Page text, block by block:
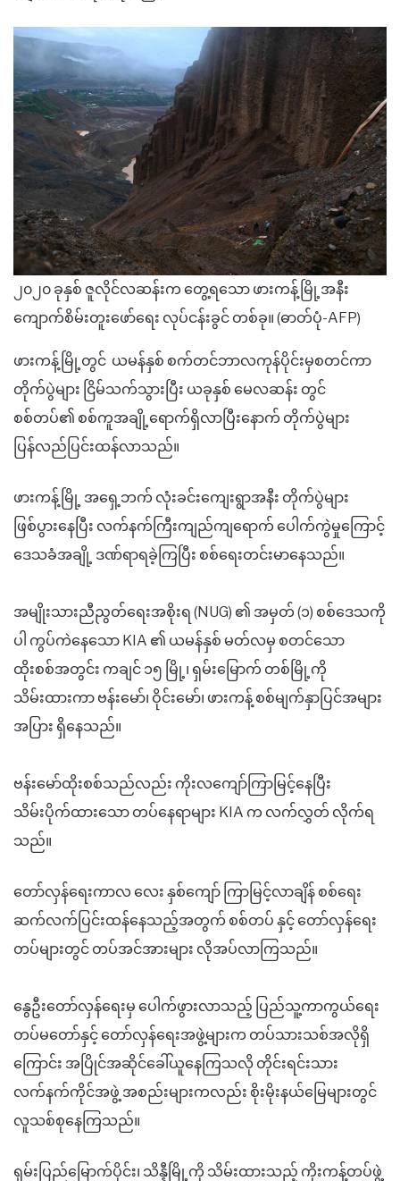
၂၀၂၀ ခုနှစ် ဇူလိုင်လဆန်းက တွေ့ရသော ဖားကန့်မြို့အနီး
ကျောက်စိမ်းတူးဖော်ရေး လုပ်ငန်းခွင် တစ်ခု။ (ဓာတ်ပုံ-AFP)
ဖားကန့်မြို့တွင် ယမန်နှစ် စက်တင်ဘာလကုန်ပိုင်းမှစတင်ကာ
တိုက်ပွဲများ ငြိမ်သက်သွားပြီး ယခုနှစ် မေလဆန်း တွင်
စစ်တပ်၏ စစ်ကူအချို့ရောက်ရှိလာပြီးနောက် တိုက်ပွဲများ
ပြန်လည်ပြင်းထန်လာသည်။
ဖားကန့်မြို့ အရှေ့ဘက် လုံးခင်းကျေးရွာအနီး တိုက်ပွဲများ
ဖြစ်ပွားနေပြီး လက်နက်ကြီးကျည်ကျရောက် ပေါက်ကွဲမှုကြောင့်
ဒေသခံအချို့ ဒဏ်ရာရခဲ့ကြပြီး စစ်ရေးတင်းမာနေသည်။
အမျိုးသားညီညွတ်ရေးအစိုးရ (NUG) ၏ အမှတ် (၁) စစ်ဒေသကို
ပါ ကွပ်ကဲနေသော KIA ၏ ယမန်နှစ် မတ်လမှ စတင်သော
ထိုးစစ်အတွင်း ကချင် ၁၅ မြို့၊ ရှမ်းမြောက် တစ်မြို့ကို
သိမ်းထားကာ ဗန်းမော်၊ ဝိုင်းမော်၊ ဖားကန့် စစ်မျက်နှာပြင်အများ
အပြား ရှိနေသည်။
ဗန်းမော်ထိုးစစ်သည်လည်း ကိုးလကျော်ကြာမြင့်နေပြီး
သိမ်းပိုက်ထားသော တပ်နေရာများ KIA က လက်လွှတ် လိုက်ရ
သည်။
တော်လှန်ရေးကာလ လေး နှစ်ကျော် ကြာမြင့်လာချိန် စစ်ရေး
ဆက်လက်ပြင်းထန်နေသည့်အတွက် စစ်တပ် နှင့် တော်လှန်ရေး
တပ်များတွင် တပ်အင်အားများ လိုအပ်လာကြသည်။
နွေဦးတော်လှန်ရေးမှ ပေါက်ဖွားလာသည့် ပြည်သူ့ကာကွယ်ရေး
တပ်မတော်နှင့် တော်လှန်ရေးအဖွဲ့များက တပ်သားသစ်အလိုရှိ
ကြောင်း အပြိုင်အဆိုင်ခေါ်ယူနေကြသလို တိုင်းရင်းသား
လက်နက်ကိုင်အဖွဲ့ အစည်းများကလည်း စိုးမိုးနယ်မြေများတွင်
လူသစ်စုနေကြသည်။
ရှမ်းပြည်မြောက်ပိုင်း၊ သိန္နီမြို့ကို သိမ်းထားသည့် ကိုးကန့်တပ်ဖွဲ့